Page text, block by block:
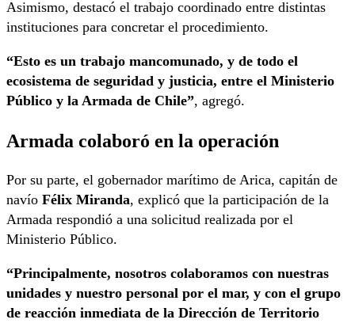
Asimismo, destacó el trabajo coordinado entre distintas
instituciones para concretar el procedimiento.
“Esto es un trabajo mancomunado, y de todo el
ecosistema de seguridad y justicia, entre el Ministerio
Público y la Armada de Chile”, agregó.
Armada colaboró en la operación
Por su parte, el gobernador marítimo de Arica, capitán de
navío Félix Miranda, explicó que la participación de la
Armada respondió a una solicitud realizada por el
Ministerio Público.
“Principalmente, nosotros colaboramos con nuestras
unidades y nuestro personal por el mar, y con el grupo
de reacción inmediata de la Dirección de Territorio